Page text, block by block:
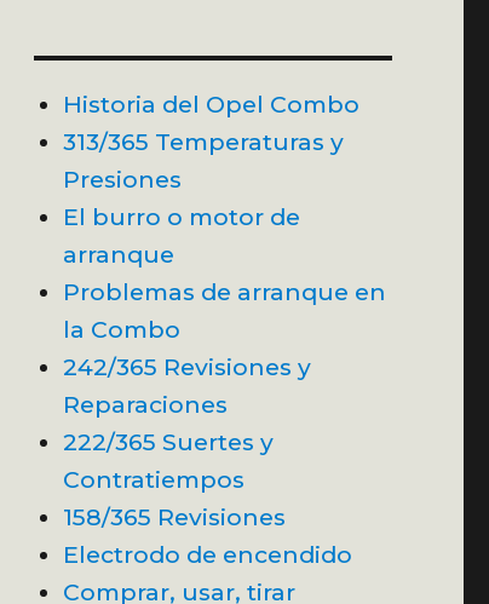
Historia del Opel Combo
313/365 Temperaturas y
Presiones
El burro o motor de
arranque
Problemas de arranque en
la Combo
242/365 Revisiones y
Reparaciones
222/365 Suertes y
Contratiempos
158/365 Revisiones
Electrodo de encendido
Comprar, usar, tirar